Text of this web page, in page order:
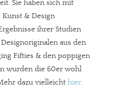
Sie haben sich mit
Kunst & Design
ihrer Studien
aus den
Fifties & den poppigen
wurden die 60er wohl
dazu vielleicht hier.